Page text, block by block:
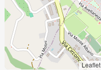
Leaflet